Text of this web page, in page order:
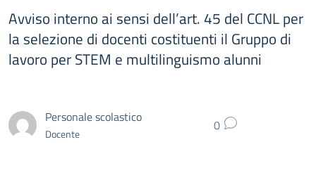
Avviso interno ai sensi dell’art. 45 del CCNL per
la selezione di docenti costituenti il Gruppo di
lavoro per STEM e multilinguismo alunni
Personale scolastico
Docente 0